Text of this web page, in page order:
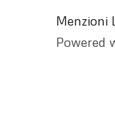
Menzioni
Powered